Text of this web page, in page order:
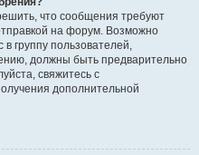
что сообщения требуют
на форум. Возможно
группу пользователей,
должны быть предварительно
свяжитесь с
дополнительной